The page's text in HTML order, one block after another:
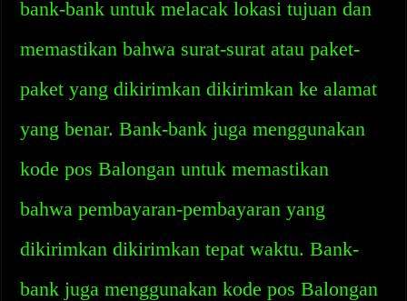
bank-bank untuk melacak lokasi tujuan dan
memastikan bahwa surat-surat atau paket-
paket yang dikirimkan dikirimkan ke alamat
yang benar. Bank-bank juga menggunakan
kode pos Balongan untuk memastikan
bahwa pembayaran-pembayaran yang
dikirimkan dikirimkan tepat waktu. Bank-
bank juga menggunakan kode pos Balongan